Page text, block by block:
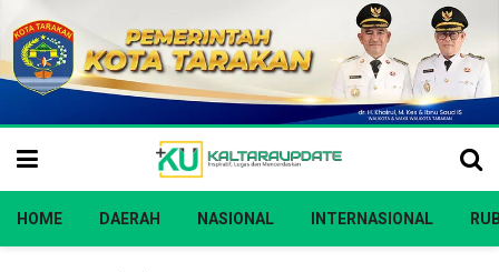
HOME DAERAH NASIONAL INTERNASIONAL